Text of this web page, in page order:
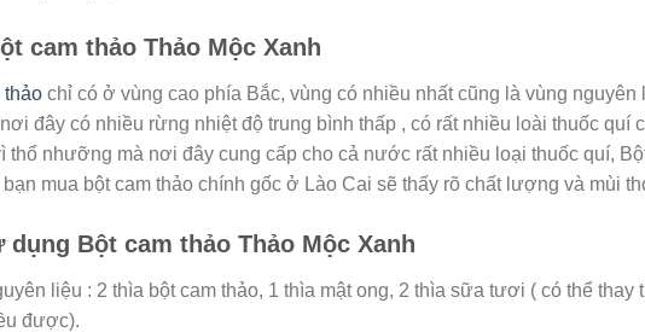
cam thảo Thảo Mộc Xanh
thảo chỉ có ở vùng cao phía Bắc, vùng có nhiều nhất cũng là vùng
đây có nhiều rừng nhiệt độ trung bình thấp , có rất nhiều loài thuốc quí
thổ nhưỡng mà nơi đây cung cấp cho cả nước rất nhiều loại thuốc quí,
mua bột cam thảo chính gốc ở Lào Cai sẽ thấy rõ chất lượng và mùi
Bột cam thảo Thảo Mộc Xanh
liệu : 2 thìa bột cam thảo, 1 thìa mật ong, 2 thìa sữa tươi ( có thể thay
được).